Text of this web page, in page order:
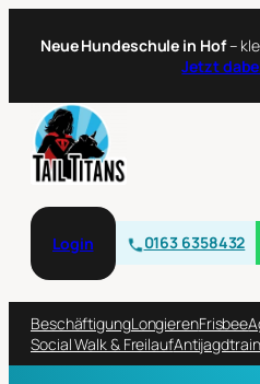
Neue Hundeschule in Hof–
Jetzt
Login 0163 6358432
BeschäftigungLongierenFrisbee
Social Walk & Freilauf